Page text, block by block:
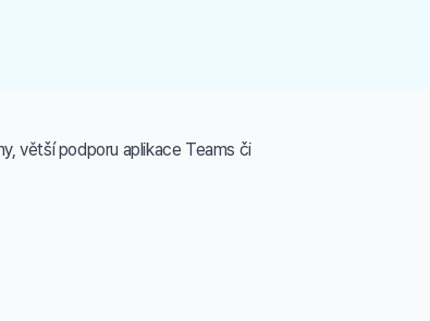
větší podporu aplikace Teams či